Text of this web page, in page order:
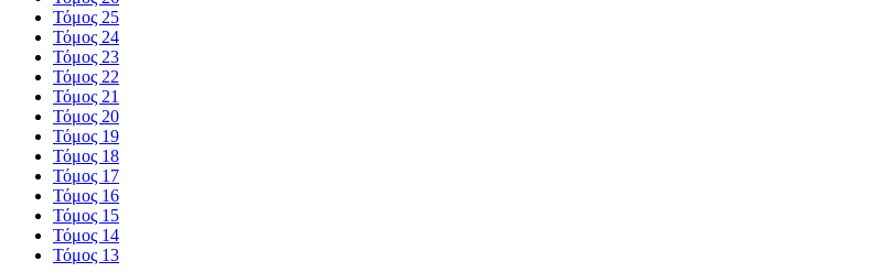
Τόμος 25
Τόμος 24
Τόμος 23
Τόμος 22
Τόμος 21
Τόμος 20
Τόμος 19
Τόμος 18
Τόμος 17
Τόμος 16
Τόμος 15
Τόμος 14
Τόμος 13